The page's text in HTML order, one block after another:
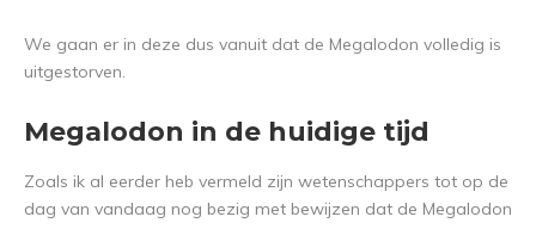
We gaan er in deze dus vanuit dat de Megalodon volledig is
uitgestorven.
Megalodon in de huidige tijd
Zoals ik al eerder heb vermeld zijn wetenschappers tot op de
dag van vandaag nog bezig met bewijzen dat de Megalodon